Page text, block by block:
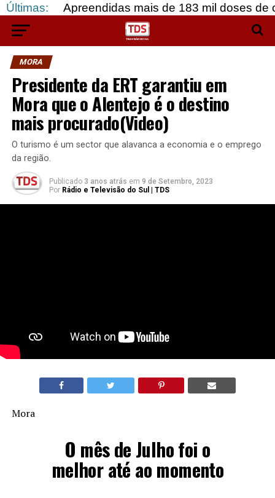
Últimas: mais de 183 mil doses de cocaína, em
MORA
Presidente da ERT garantiu em
Mora que o Alentejo é o destino
mais procurado(Video)
O turismo é um sector que alavanca a economia e o emprego
da região.
Publicado 3 anos atrás em 9 de Setembro, 2023
Por Rádio e Televisão do Sul | TDS
Mora
O mês de Julho foi o
melhor até ao momento